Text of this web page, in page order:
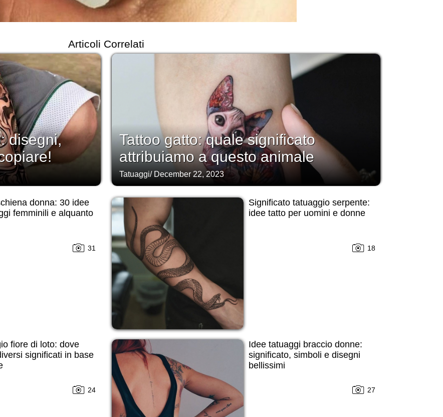
Articoli Correlati
disegni,
Tattoo gatto: quale significato
attribuiamo a questo animale
Tatuaggi/ December 22, 2023
donna: 30 idee
femminili e alquanto
31
Significato tatuaggio serpente:
idee tatto per uomini e donne
18
fiore di loto: dove
significati in base
24
Idee tatuaggi braccio donne:
significato, simboli e disegni
bellissimi
27